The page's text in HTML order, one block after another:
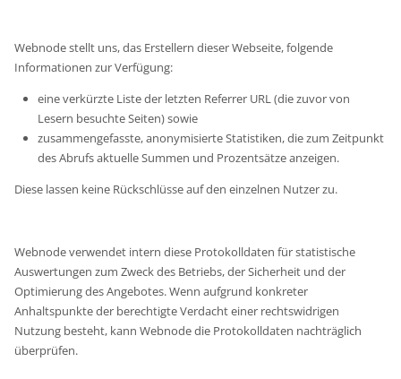
Webnode stellt uns, das Erstellern dieser Webseite, folgende
Informationen zur Verfügung:
eine verkürzte Liste der letzten Referrer URL (die zuvor von
Lesern besuchte Seiten) sowie
zusammengefasste, anonymisierte Statistiken, die zum Zeitpunkt
des Abrufs aktuelle Summen und Prozentsätze anzeigen.
Diese lassen keine Rückschlüsse auf den einzelnen Nutzer zu.
Webnode verwendet intern diese Protokolldaten für statistische
Auswertungen zum Zweck des Betriebs, der Sicherheit und der
Optimierung des Angebotes. Wenn aufgrund konkreter
Anhaltspunkte der berechtigte Verdacht einer rechtswidrigen
Nutzung besteht, kann Webnode die Protokolldaten nachträglich
überprüfen.